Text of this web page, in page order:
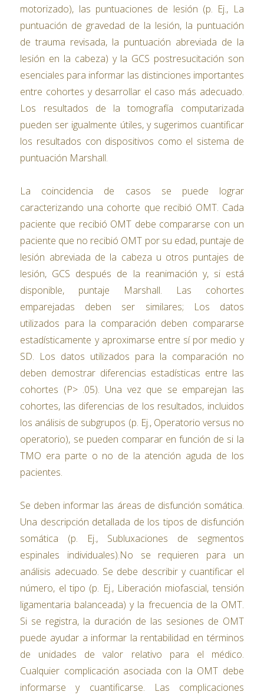
motorizado), las puntuaciones de lesión (p. Ej., La
puntuación de gravedad de la lesión, la puntuación
de trauma revisada, la puntuación abreviada de la
lesión en la cabeza) y la GCS postresucitación son
esenciales para informar las distinciones importantes
entre cohortes y desarrollar el caso más adecuado.
Los resultados de la tomografía computarizada
pueden ser igualmente útiles, y sugerimos cuantificar
los resultados con dispositivos como el sistema de
puntuación Marshall.
La coincidencia de casos se puede lograr
caracterizando una cohorte que recibió OMT. Cada
paciente que recibió OMT debe compararse con un
paciente que no recibió OMT por su edad, puntaje de
lesión abreviada de la cabeza u otros puntajes de
lesión, GCS después de la reanimación y, si está
disponible, puntaje Marshall. Las cohortes
emparejadas deben ser similares; Los datos
utilizados para la comparación deben compararse
estadísticamente y aproximarse entre sí por medio y
SD. Los datos utilizados para la comparación no
deben demostrar diferencias estadísticas entre las
cohortes (P> .05). Una vez que se emparejan las
cohortes, las diferencias de los resultados, incluidos
los análisis de subgrupos (p. Ej., Operatorio versus no
operatorio), se pueden comparar en función de si la
TMO era parte o no de la atención aguda de los
pacientes.
Se deben informar las áreas de disfunción somática.
Una descripción detallada de los tipos de disfunción
somática (p. Ej., Subluxaciones de segmentos
espinales individuales).No se requieren para un
análisis adecuado. Se debe describir y cuantificar el
número, el tipo (p. Ej., Liberación miofascial, tensión
ligamentaria balanceada) y la frecuencia de la OMT.
Si se registra, la duración de las sesiones de OMT
puede ayudar a informar la rentabilidad en términos
de unidades de valor relativo para el médico.
Cualquier complicación asociada con la OMT debe
informarse y cuantificarse. Las complicaciones